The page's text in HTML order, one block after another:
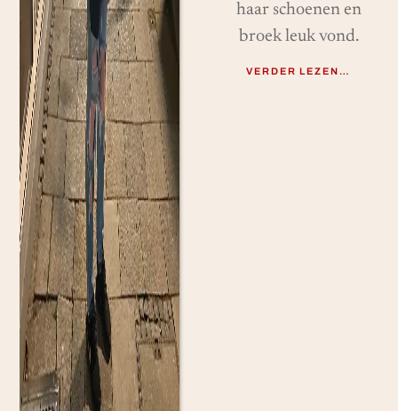
haar schoenen en
broek leuk vond.
VERDER LEZEN…